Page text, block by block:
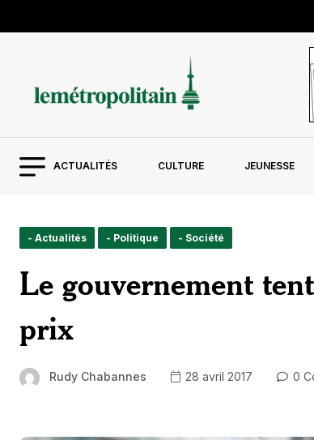
ACTUALITÉS CULTURE JEUNESSE
- Actualités - Politique - Société
Le gouvernement
prix
Rudy Chabannes 28 avril 2017 0